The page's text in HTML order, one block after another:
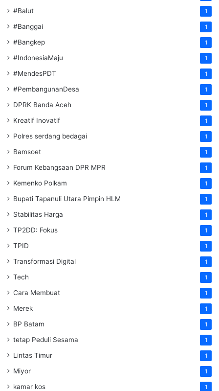
#Balut 1
#Banggai 1
#Bangkep 1
#IndonesiaMaju 1
#MendesPDT 1
#PembangunanDesa 1
DPRK Banda Aceh 1
Kreatif Inovatif 1
Polres serdang bedagai 1
Bamsoet 1
Forum Kebangsaan DPR MPR 1
Kemenko Polkam 1
‎Bupati Tapanuli Utara Pimpin HLM 1
Stabilitas Harga 1
TP2DD: Fokus 1
TPID 1
Transformasi Digital 1
Tech 1
Cara Membuat 1
Merek 1
BP Batam 1
tetap Peduli Sesama 1
Lintas Timur 1
Miyor 1
kamar kos 1